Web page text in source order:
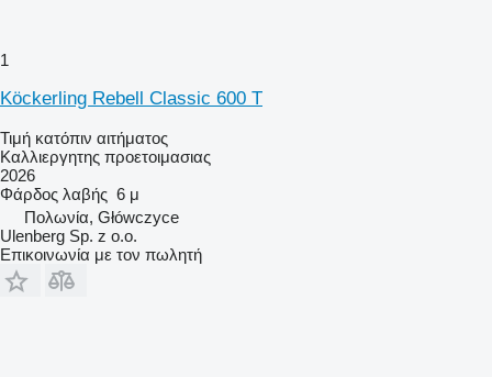
1
Köckerling Rebell Classic 600 T
Τιμή κατόπιν αιτήματος
Καλλιεργητης προετοιμασιας
2026
Φάρδος λαβής 6 μ
Πολωνία, Główczyce
Ulenberg Sp. z o.o.
Επικοινωνία με τον πωλητή